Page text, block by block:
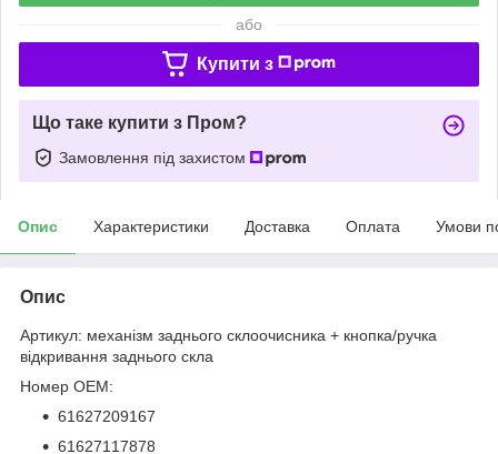
або
Купити з
Що таке купити з Пром?
Замовлення під захистом
Опис Характеристики Доставка Оплата Умови
Опис
Артикул: механізм заднього склоочисника + кнопка/ручка
відкривання заднього скла
Номер OEM:
61627209167
61627117878